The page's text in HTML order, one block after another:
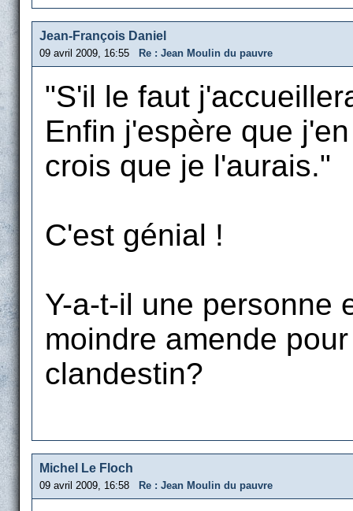
Jean-François Daniel
09 avril 2009, 16:55 Re : Jean Moulin du pauvre
"S'il le faut
Enfin j'espère que
crois que je l'aurais."
C'est génial !
Y-a-t-il une personne
moindre amende
clandestin?
Michel Le Floch
09 avril 2009, 16:58 Re : Jean Moulin du pauvre